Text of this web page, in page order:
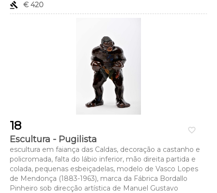
gavel
€ 420
favorite_border
18
Escultura - Pugilista
escultura em faiança das Caldas, decoração a castanho e
policromada, falta do lábio inferior, mão direita partida e
colada, pequenas esbeiçadelas, modelo de Vasco Lopes
de Mendonça (1883-1963), marca da Fábrica Bordallo
Pinheiro sob direcção artística de Manuel Gustavo